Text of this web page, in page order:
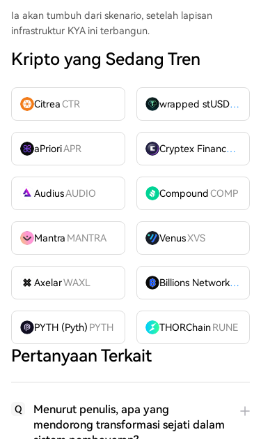
Ia akan tumbuh dari skenario, setelah lapisan
infrastruktur KYA ini terbangun.
Kripto yang Sedang Tren
CitreaCTR wrapped stUSDT
aPrioriAPR Cryptex FinanceCTX
AudiusAUDIO CompoundCOMP
Mantra MANTRA VenusXVS
AxelarWAXL Billions Network
BILL
PYTH (Pyth) PYTH THORChain RUNE
Pertanyaan Terkait
Q
Menurut penulis, apa yang
mendorong transformasi sejati dalam